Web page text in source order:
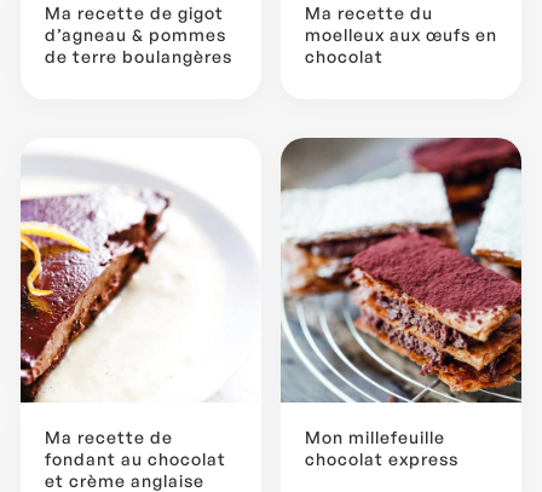
Ma recette de gigot
d’agneau & pommes
de terre boulangères
Ma recette du
moelleux aux œufs en
chocolat
Ma recette de
fondant au chocolat
et crème anglaise
Mon millefeuille
chocolat express